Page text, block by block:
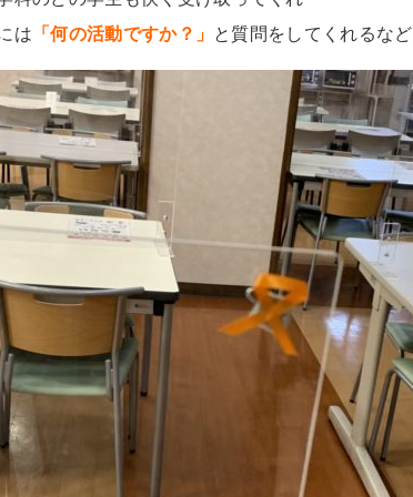
は 「何の活動ですか？」 と質問をしてくれるなど